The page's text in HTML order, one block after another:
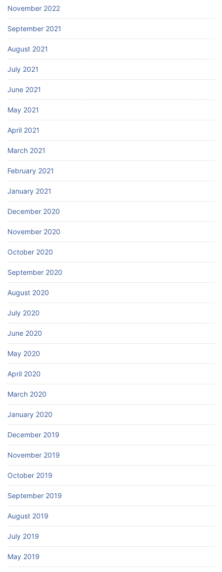
November 2022
September 2021
August 2021
July 2021
June 2021
May 2021
April 2021
March 2021
February 2021
January 2021
December 2020
November 2020
October 2020
September 2020
August 2020
July 2020
June 2020
May 2020
April 2020
March 2020
January 2020
December 2019
November 2019
October 2019
September 2019
August 2019
July 2019
May 2019